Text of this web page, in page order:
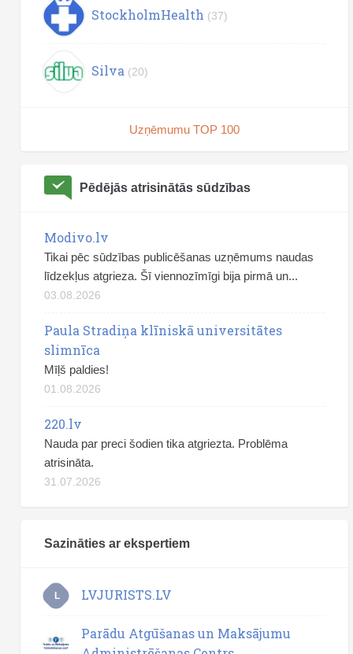
StockholmHealth (37)
Silva (20)
Uzņēmumu TOP 100
Pēdējās atrisinātās sūdzības
Modivo.lv
Tikai pēc sūdzības publicēšanas uzņēmums naudas
līdzekļus atgrieza. Šī viennozīmīgi bija pirmā un...
03.08.2026
Paula Stradiņa klīniskā universitātes
slimnīca
Mīļš paldies!
01.08.2026
220.lv
Nauda par preci šodien tika atgriezta. Problēma
atrisināta.
31.07.2026
Sazināties ar ekspertiem
L LVJURISTS.LV
Parādu Atgūšanas un Maksājumu